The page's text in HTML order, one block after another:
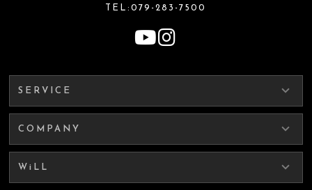
TEL:079-283-7500
SERVICE
COMPANY
WiLL